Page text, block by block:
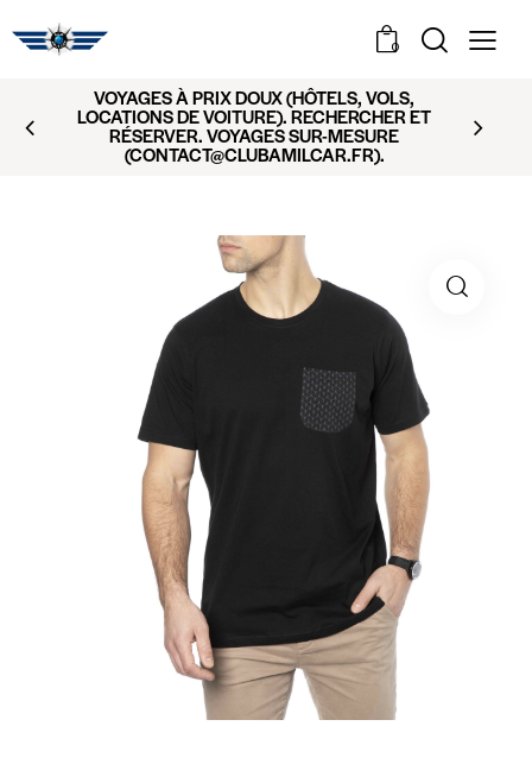
0
VOYAGES À PRIX DOUX (HÔTELS, VOLS,
LOCATIONS DE VOITURE). RECHERCHER ET
RÉSERVER. VOYAGES SUR-MESURE
(CONTACT@CLUBAMILCAR.FR).